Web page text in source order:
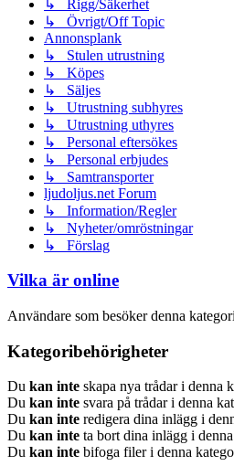
↳ Rigg/Säkerhet
↳ Övrigt/Off Topic
Annonsplank
↳ Stulen utrustning
↳ Köpes
↳ Säljes
↳ Utrustning subhyres
↳ Utrustning uthyres
↳ Personal eftersökes
↳ Personal erbjudes
↳ Samtransporter
ljudoljus.net Forum
↳ Information/Regler
↳ Nyheter/omröstningar
↳ Förslag
Vilka är online
Användare som besöker denna
Kategoribehörigheter
Du kan inte skapa nya trådar i denna
Du kan inte svara på trådar i denna
Du kan inte redigera dina inlägg i
Du kan inte ta bort dina inlägg i
Du kan inte bifoga filer i denna